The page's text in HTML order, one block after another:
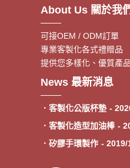
About Us 關於我
可接OEM / ODM訂單
專業客製化各式禮贈品
提供您多樣化、優質產
News 最新消息
費》
．客製化公版杯墊 -
．客製化造型加油棒 -
．矽膠手環製作 - 2019/